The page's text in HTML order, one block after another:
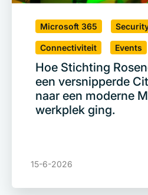
Microsoft 365
Connectiviteit Events
Hoe Stichting
een versnipperde
naar een moderne
werkplek ging.
15-6-2026